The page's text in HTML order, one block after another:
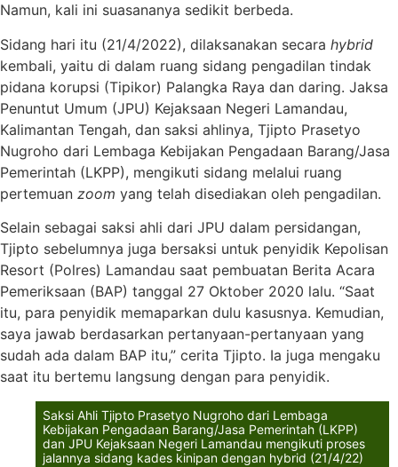
Namun, kali ini suasananya sedikit berbeda.
Sidang hari itu (21/4/2022), dilaksanakan secara hybrid
kembali, yaitu di dalam ruang sidang pengadilan tindak
pidana korupsi (Tipikor) Palangka Raya dan daring. Jaksa
Penuntut Umum (JPU) Kejaksaan Negeri Lamandau,
Kalimantan Tengah, dan saksi ahlinya, Tjipto Prasetyo
Nugroho dari Lembaga Kebijakan Pengadaan Barang/Jasa
Pemerintah (LKPP), mengikuti sidang melalui ruang
pertemuan zoom yang telah disediakan oleh pengadilan.
Selain sebagai saksi ahli dari JPU dalam persidangan,
Tjipto sebelumnya juga bersaksi untuk penyidik Kepolisan
Resort (Polres) Lamandau saat pembuatan Berita Acara
Pemeriksaan (BAP) tanggal 27 Oktober 2020 lalu. “Saat
itu, para penyidik memaparkan dulu kasusnya. Kemudian,
saya jawab berdasarkan pertanyaan-pertanyaan yang
sudah ada dalam BAP itu,” cerita Tjipto. Ia juga mengaku
saat itu bertemu langsung dengan para penyidik.
Saksi Ahli Tjipto Prasetyo Nugroho dari Lembaga
Kebijakan Pengadaan Barang/Jasa Pemerintah (LKPP)
dan JPU Kejaksaan Negeri Lamandau mengikuti proses
jalannya sidang kades kinipan dengan hybrid (21/4/22)